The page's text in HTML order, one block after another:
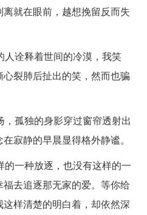
就在眼前，越想挽留反而失
诠释着世间的冷漠，我笑
裂肺后扯出的笑，然而也骗
孤独的身影穿过窗帘透射出
寂静的早晨显得格外静谧。
一种放逐，也没有这样的一
去追逐那无家的爱。等你给
样清楚的明白着，却依然深